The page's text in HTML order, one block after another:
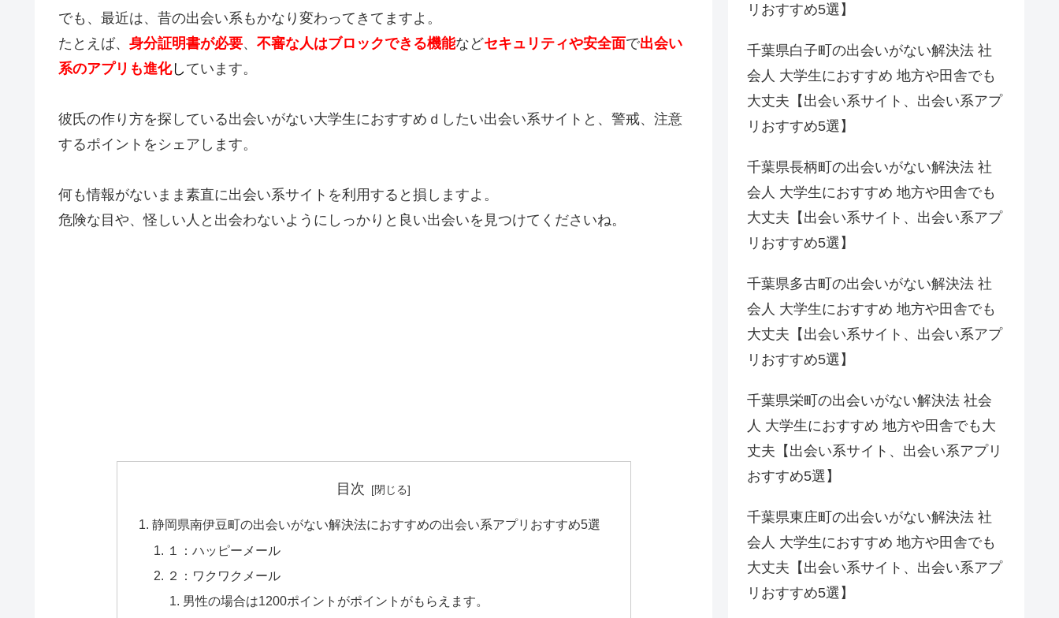
でも、最近は、昔の出会い系もかなり変わってきてますよ。
たとえば、 身分証明書が必要、 不審な人はブロックできる機能などセキュリティや安全面で出会い
系のアプリも進化し ています。
彼氏の作り方を探している出会いがない大学生におすすめｄしたい出会い系サイトと、警戒、注意
するポイントをシェアします。
何も情報がないまま素直に出会い系サイトを利用すると損しますよ。
危険な目や、怪しい人と出会わないようにしっかりと良い出会いを見つけてくださいね。
目次
静岡県南伊豆町の出会いがない解決法におすすめの出会い系アプリおすすめ5選
１：ハッピーメール
２：ワクワクメール
男性の場合は1200ポイントがポイントがもらえます。
リおすすめ5選】
千葉県白子町の出会いがない解決法 社
会人 大学生におすすめ 地方や田舎でも
大丈夫【出会い系サイト、出会い系アプ
リおすすめ5選】
千葉県長柄町の出会いがない解決法 社
会人 大学生におすすめ 地方や田舎でも
大丈夫【出会い系サイト、出会い系アプ
リおすすめ5選】
千葉県多古町の出会いがない解決法 社
会人 大学生におすすめ 地方や田舎でも
大丈夫【出会い系サイト、出会い系アプ
リおすすめ5選】
千葉県栄町の出会いがない解決法 社会
人 大学生におすすめ 地方や田舎でも大
丈夫【出会い系サイト、出会い系アプリ
おすすめ5選】
千葉県東庄町の出会いがない解決法 社
会人 大学生におすすめ 地方や田舎でも
大丈夫【出会い系サイト、出会い系アプ
リおすすめ5選】